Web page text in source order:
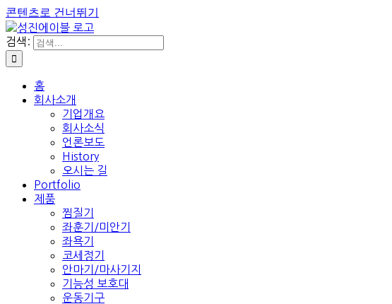
콘텐츠로 건너뛰기
검색:
홈
회사소개
기업개요
회사소식
언론보도
History
오시는 길
Portfolio
제품
찜질기
좌훈기/미안기
좌욕기
코세정기
안마기/마사기지
기능성 보호대
운동기구